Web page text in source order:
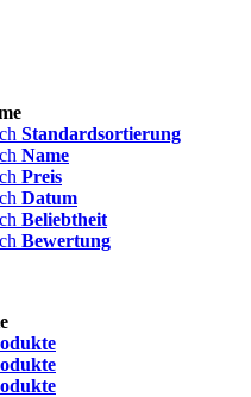
Standardsortierung
Name
Preis
Datum
Beliebtheit
Bewertung